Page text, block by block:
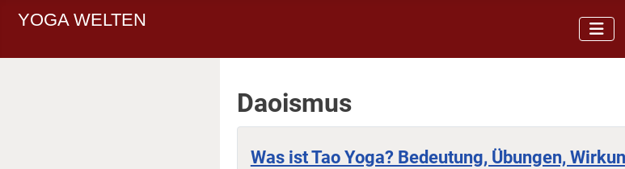
YOGA WELTEN
Daoismus
Was ist Tao Yoga? Bedeutung, Übungen,